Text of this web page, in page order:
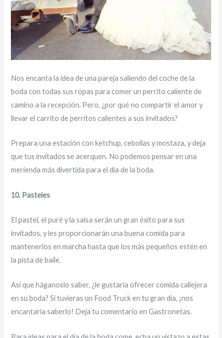
Nos encanta la idea de una pareja saliendo del coche de la
boda con todas sus ropas para comer un perrito caliente de
camino a la recepción. Pero, ¿por qué no compartir el amor y
llevar el carrito de perritos calientes a sus invitados?
Prepara una estación con ketchup, cebollas y mostaza, y deja
que tus invitados se acerquen. No podemos pensar en una
merienda más divertida para el día de la boda.
10. Pasteles
El pastel, el puré y la salsa serán un gran éxito para sus
invitados, y les proporcionarán una buena comida para
mantenerlos en marcha hasta que los más pequeños estén en
la pista de baile.
Así que háganoslo saber, ¿le gustaría ofrecer comida callejera
en su boda? Si tuvieras un Food Truck en tu gran día, ¡nos
encantaría saberlo! Deja tu comentario en Gastronetas.